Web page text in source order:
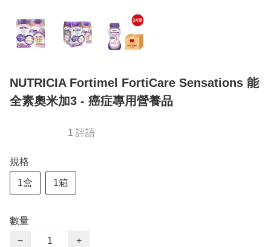
NUTRICIA Fortimel FortiCare Sensations 能
全素奧米加3 - 癌症專用營養品
1 評語
規格
1盒 1箱
數量
−
+